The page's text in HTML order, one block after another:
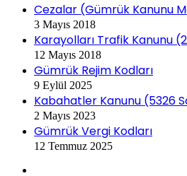
Cezalar (Gümrük Kanunu
3 Mayıs 2018
Karayolları Trafik Kanunu
12 Mayıs 2018
Gümrük Rejim Kodları
9 Eylül 2025
Kabahatler Kanunu (5326
2 Mayıs 2023
Gümrük Vergi Kodları
12 Temmuz 2025